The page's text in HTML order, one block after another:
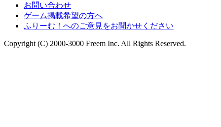
お問い合わせ
ゲーム掲載希望の方へ
ふりーむ！へのご意見をお聞かせください
Copyright (C) 2000-3000 Freem Inc. All Rights Reserved.